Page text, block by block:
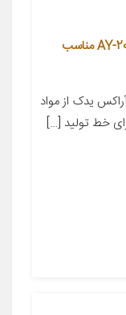
دستگیره شیشه بالابر آراکس یدک مدل AY-2029 مناسب
یدک از مواد
خط تولید […]